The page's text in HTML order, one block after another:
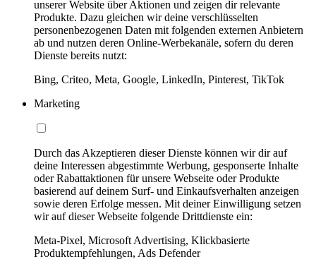
unserer Website über Aktionen und zeigen dir relevante
Produkte. Dazu gleichen wir deine verschlüsselten
personenbezogenen Daten mit folgenden externen Anbietern
ab und nutzen deren Online-Werbekanäle, sofern du deren
Dienste bereits nutzt:
Bing, Criteo, Meta, Google, LinkedIn, Pinterest, TikTok
Marketing
Durch das Akzeptieren dieser Dienste können wir dir auf
deine Interessen abgestimmte Werbung, gesponserte Inhalte
oder Rabattaktionen für unsere Webseite oder Produkte
basierend auf deinem Surf- und Einkaufsverhalten anzeigen
sowie deren Erfolge messen. Mit deiner Einwilligung setzen
wir auf dieser Webseite folgende Drittdienste ein:
Meta-Pixel, Microsoft Advertising, Klickbasierte
Produktempfehlungen, Ads Defender